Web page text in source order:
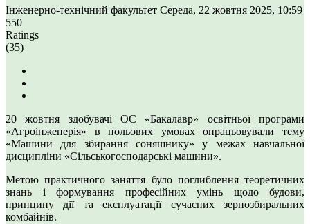
Інженерно-технічний факультет Середа, 22 жовтня 2025, 10:59
550
Ratings
(35)
20 жовтня здобувачі ОС «Бакалавр» освітньої програми
«Агроінженерія» в польових умовах опрацьовували тему
«Машини для збирання соняшнику» у межах навчальної
дисципліни «Сільськогосподарські машини».
Метою практичного заняття було поглиблення теоретичних
знань і формування професійних умінь щодо будови,
принципу дії та експлуатації сучасних зернозбиральних
комбайнів.